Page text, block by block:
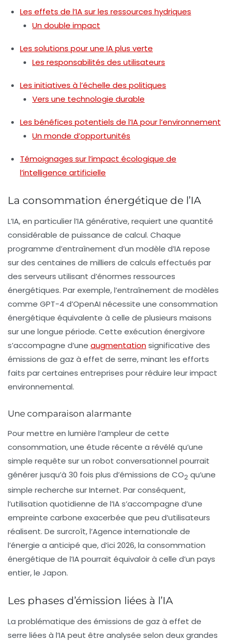
Les effets de l’IA sur les ressources hydriques
Un double impact
Les solutions pour une IA plus verte
Les responsabilités des utilisateurs
Les initiatives à l’échelle des politiques
Vers une technologie durable
Les bénéfices potentiels de l’IA pour l’environnement
Un monde d’opportunités
Témoignages sur l’impact écologique de
l’intelligence artificielle
La consommation énergétique de l’IA
L’IA, en particulier l’IA générative, requiert une quantité
considérable de puissance de calcul. Chaque
programme d’entraînement d’un modèle d’IA repose
sur des centaines de milliers de calculs effectués par
des serveurs utilisant d’énormes ressources
énergétiques. Par exemple, l’entraînement de modèles
comme GPT-4 d’OpenAI nécessite une consommation
énergétique équivalente à celle de plusieurs maisons
sur une longue période. Cette exécution énergivore
s’accompagne d’une augmentationsignificative des
émissions de gaz à effet de serre, minant les efforts
faits par certaines entreprises pour réduire leur impact
environnemental.
Une comparaison alarmante
Pour mettre en lumière l’ampleur de cette
consommation, une étude récente a révélé qu’une
simple requête sur un robot conversationnel pourrait
générer jusqu’à 30 fois plus d’émissions de CO2 qu’une
simple recherche sur Internet. Par conséquent,
l’utilisation quotidienne de l’IA s’accompagne d’une
empreinte carbone exacerbée que peu d’utilisateurs
réalisent. De surcroît, l’Agence internationale de
l’énergie a anticipé que, d’ici 2026, la consommation
énergétique de l’IA pourrait équivaloir à celle d’un pays
entier, le Japon.
Les phases d’émission liées à l’IA
La problématique des émissions de gaz à effet de
serre liées à l’IA peut être analysée selon deux grandes